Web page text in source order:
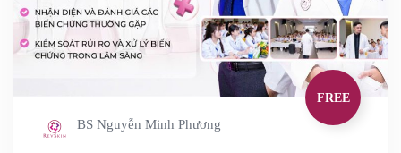
FREE
BS Nguyễn Minh Phương